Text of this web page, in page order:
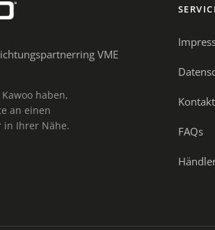
VME
haben,
an einen
in Ihrer Nähe.
Kontakt
FAQs